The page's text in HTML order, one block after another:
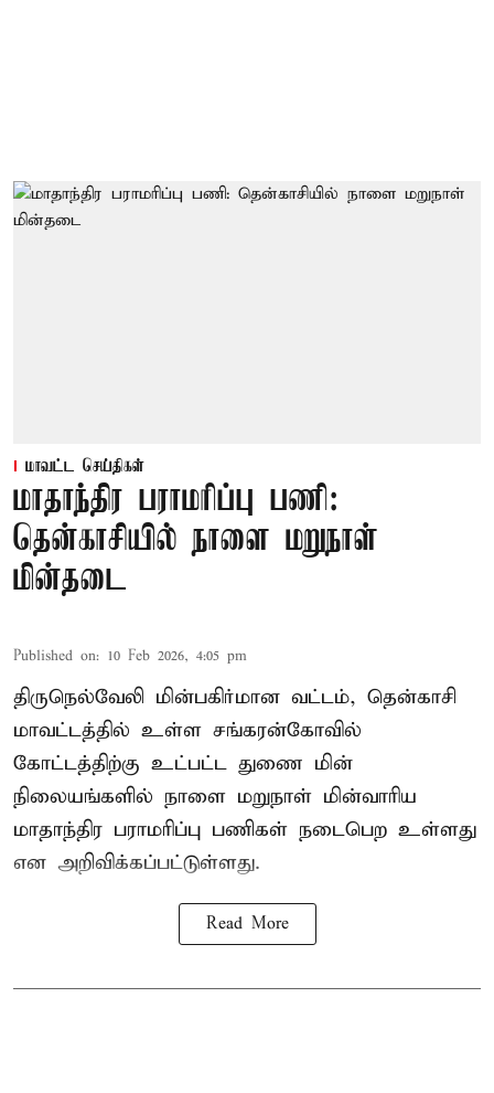
மாவட்ட செய்திகள்
மாதாந்திர பராமரிப்பு பணி:
தென்காசியில் நாளை மறுநாள்
மின்தடை
Published on: 10 Feb 2026, 4:05 pm
திருநெல்வேலி மின்பகிர்மான வட்டம், தென்காசி
மாவட்டத்தில் உள்ள சங்கரன்கோவில்
கோட்டத்திற்கு உட்பட்ட துணை மின்
நிலையங்களில் நாளை மறுநாள் மின்வாரிய
மாதாந்திர பராமரிப்பு பணிகள் நடைபெற உள்ளது
என அறிவிக்கப்பட்டுள்ளது.
Read More